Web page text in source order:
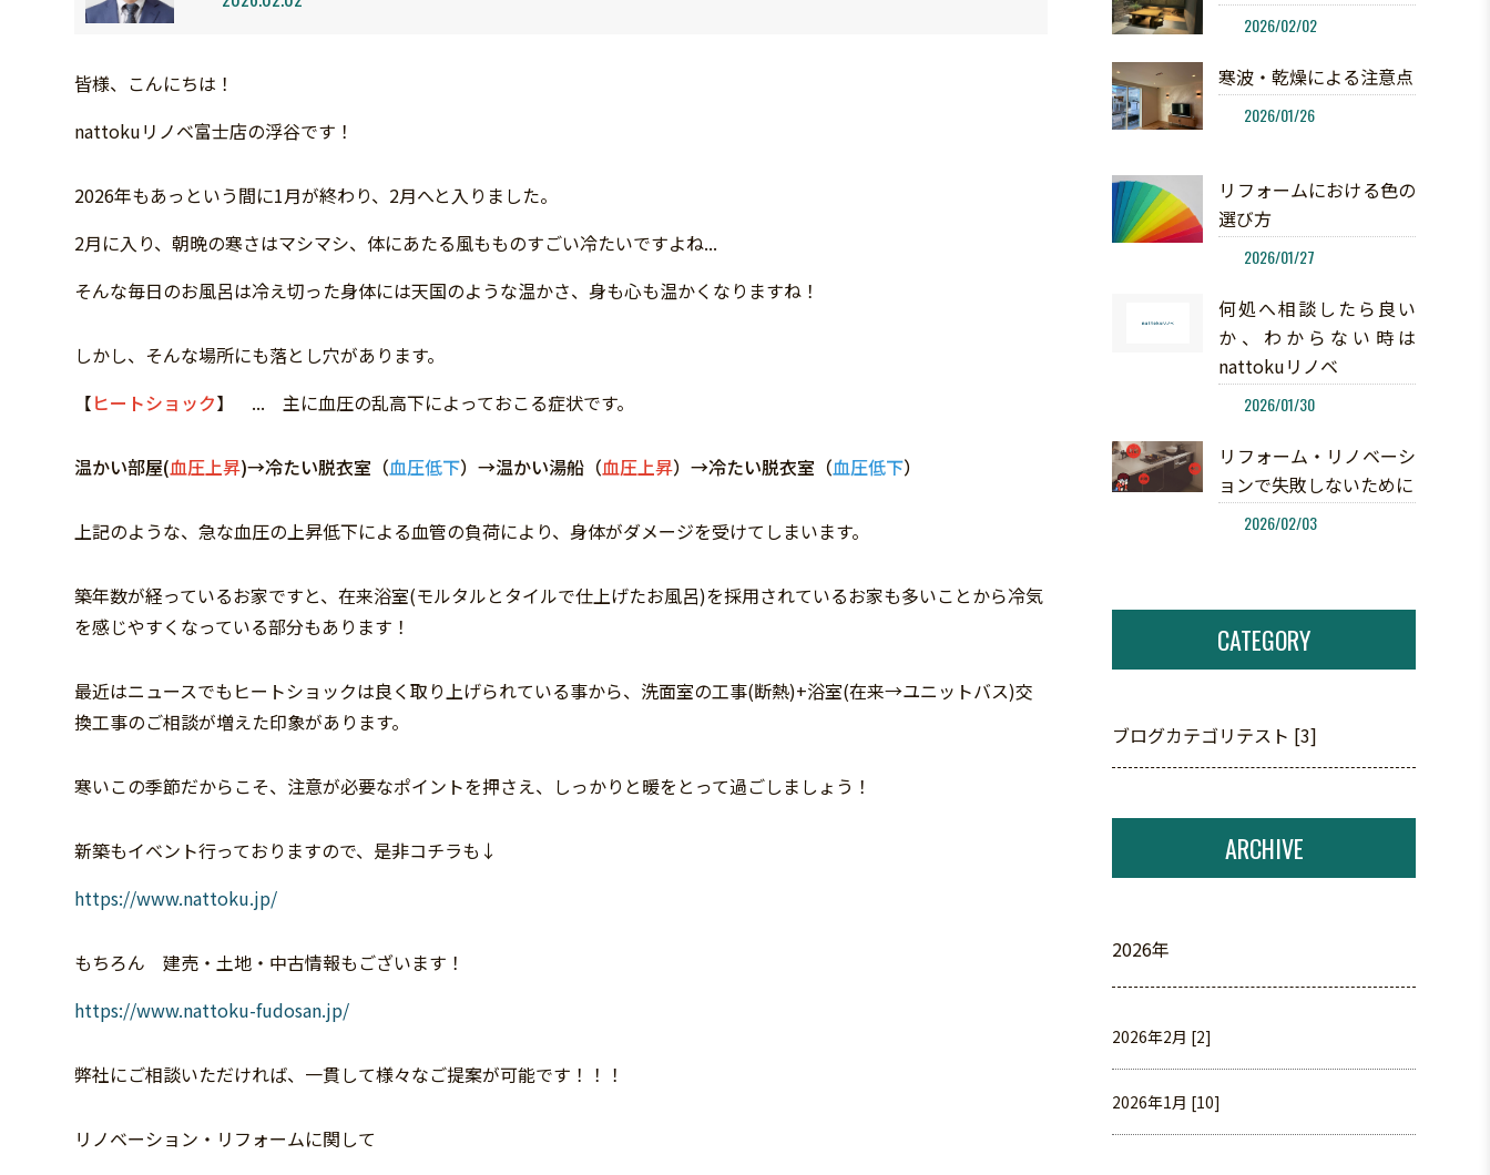
皆様、こんにちは！
nattokuリノベ富士店の浮谷です！
2026年もあっという間に1月が終わり、2月へと入りました。
2月に入り、朝晩の寒さはマシマシ、体にあたる風もものすごい冷たいですよね...
そんな毎日のお風呂は冷え切った身体には天国のような温かさ、身も心も温かくなりますね！
しかし、そんな場所にも落とし穴があります。
【ヒートショック】 ... 主に血圧の乱高下によっておこる症状です。
温かい部屋(血圧上昇)→冷たい脱衣室（血圧低下）→温かい湯船（血圧上昇）→冷たい脱衣室（血圧低下）
上記のような、急な血圧の上昇低下による血管の負荷により、身体がダメージを受けてしまいます。
築年数が経っているお家ですと、在来浴室(モルタルとタイルで仕上げたお風呂)を採用されているお家も多いことから冷気
を感じやすくなっている部分もあります！
最近はニュースでもヒートショックは良く取り上げられている事から、洗面室の工事(断熱)+浴室(在来→ユニットバス)交
換工事のご相談が増えた印象があります。
寒いこの季節だからこそ、注意が必要なポイントを押さえ、しっかりと暖をとって過ごしましょう！
新築もイベント行っておりますので、是非コチラも↓
https://www.nattoku.jp/
もちろん 建売・土地・中古情報もございます！
https://www.nattoku-fudosan.jp/
弊社にご相談いただければ、一貫して様々なご提案が可能です！！！
リノベーション・リフォームに関して
2026/02/02
寒波・乾燥による注意点
2026/01/26
リフォームにおける色の
選び方
2026/01/27
何処へ相談したら良い
か、わからない時は
nattokuリノベ
2026/01/30
リフォーム・リノベーシ
ョンで失敗しないために
2026/02/03
CATEGORY
ブログカテゴリテスト [3]
ARCHIVE
2026年
2026年2月 [2]
2026年1月 [10]